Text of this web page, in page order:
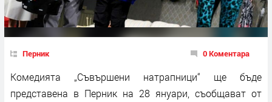
Перник 0 Коментара
Комедията „Съвършени натрапници“ ще бъде
представена в Перник на 28 януари, съобщават от